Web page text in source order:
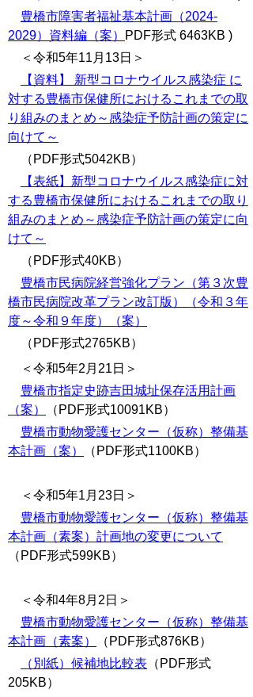
豊橋市障害者福祉基本計画（2024-
2029）資料編（案）
PDF形式 6463KB )
＜令和5年11月13日＞
【資料】 新型コロナウイルス感染症 に
対する豊橋市保健所におけるこれまでの取
り組みのまとめ～感染症予防計画の策定に
向けて～
（PDF形式5042KB）
【表紙】新型コロナウイルス感染症に対
する豊橋市保健所におけるこれまでの取り
組みのまとめ～感染症予防計画の策定に向
けて～
（PDF形式40KB）
豊橋市民病院経営強化プラン（第３次豊
橋市民病院改革プラン改訂版）（令和３年
度～令和９年度）（案）
（PDF形式2765KB）
＜令和5年2月21日＞
豊橋市指定史跡吉田城址保存活用計画
（案）
（PDF形式10091KB）
豊橋市動物愛護センター（仮称）整備基
本計画（案）
（PDF形式1100KB）
＜令和5年1月23日＞
豊橋市動物愛護センター（仮称）整備基
本計画（素案）計画地の変更について
（PDF形式599KB）
＜令和4年8月2日＞
豊橋市動物愛護センター（仮称）整備基
本計画（素案）
（PDF形式876KB）
（別紙）候補地比較表 （PDF形式
205KB）